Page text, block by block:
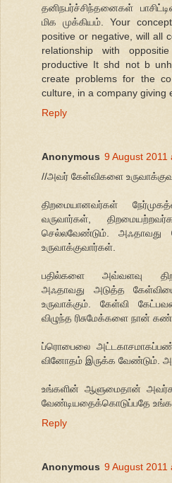
தனிநபர்ச்சிந்தனைகள்
மிக முக்கியம். Your
positive or negative, will all
relationship with
productive It shd not b
create problems for the
culture, in a company giving
Reply
Anonymous 9 August 2011
//அவர் கேள்விகளை
திறமையானவர்கள்
வருவார்கள்,
செல்லவேண்டும். அஃதாவது
உருவாக்குவார்கள்.
பதில்களை அவ்வளவு
அஃதாவது அடுத்த
உருவாக்கும். கேள்வி
விழுந்த ரிசுமேக்களை நான்
ப்ரொபைலை
வினோதம் இருக்க வேண்டும்.
உங்களின் ஆளுமைதான்
வேண்டியதைக்கொடுப்பதே
Reply
Anonymous 9 August 2011